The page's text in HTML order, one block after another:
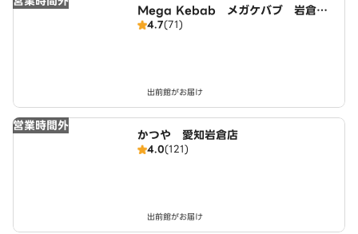
Mega Kebab メガケバブ 岩倉
店 Halal ハラール
4.7(71)
出前館がお届け
営業時間外
かつや 愛知岩倉店
4.0(121)
出前館がお届け